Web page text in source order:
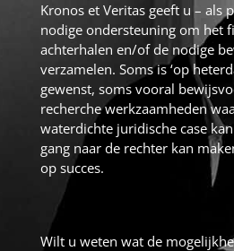
Kronos et Veritas geeft u – als
nodige ondersteuning om het
achterhalen en/of de nodige
verzamelen. Soms is ‘op
gewenst, soms vooral
recherche werkzaamheden
waterdichte juridische case
gang naar de rechter kan
op succes.
Wilt u weten wat de